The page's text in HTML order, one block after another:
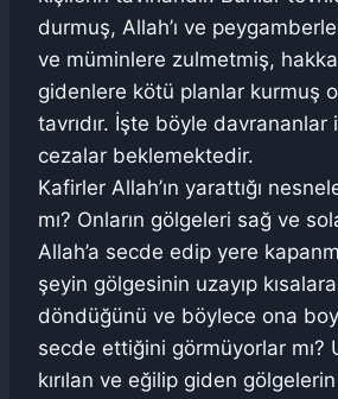
durmuş, Allah’ı ve
ve müminlere zulmetmiş,
gidenlere kötü planlar kurmuş
tavrıdır. İşte böyle davrananlar
cezalar beklemektedir.
Kafirler Allah’ın yarattığı
mı? Onların gölgeleri sağ ve
Allah’a secde edip yere
şeyin gölgesinin uzayıp
döndüğünü ve böylece ona
secde ettiğini görmüyorlar mı?
kırılan ve eğilip giden